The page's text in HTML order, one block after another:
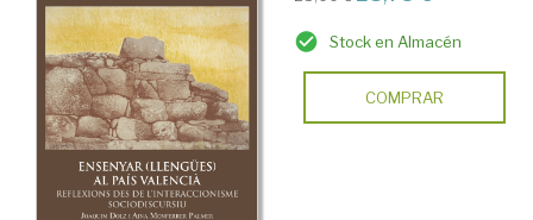
Stock en Almacén
COMPRAR